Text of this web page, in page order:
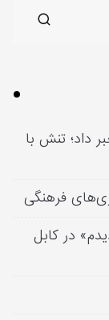
داد؛ تنش با
فرهنگی
در کابل